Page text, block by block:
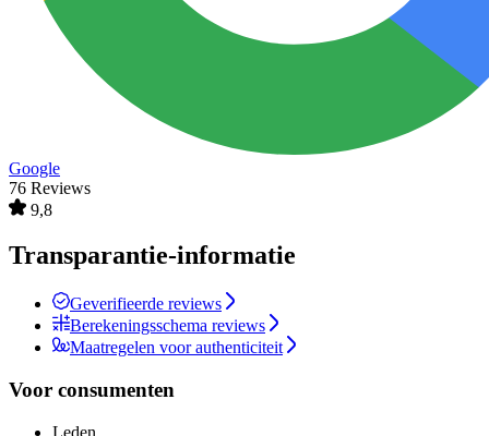
Google
76 Reviews
9,8
Transparantie-informatie
Geverifieerde reviews
Berekeningsschema reviews
Maatregelen voor authenticiteit
Voor consumenten
Leden